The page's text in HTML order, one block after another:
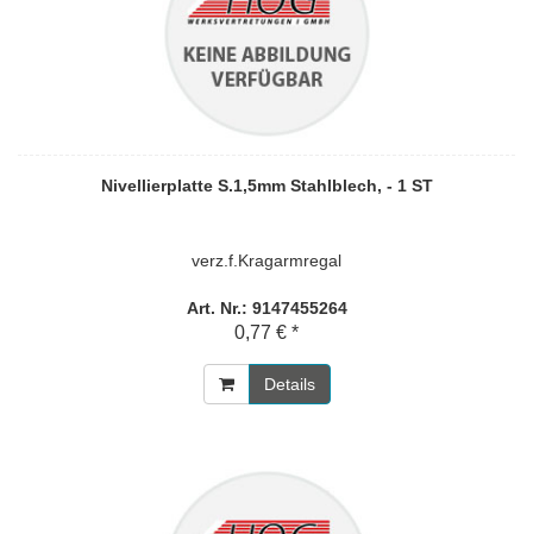
Nivellierplatte S.1,5mm Stahlblech, - 1 ST
verz.f.Kragarmregal
Art. Nr.: 9147455264
0,77 € *
Details